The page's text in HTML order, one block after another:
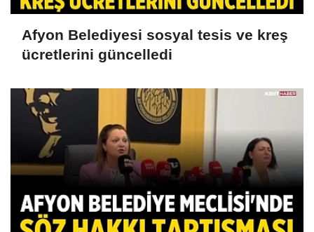
Afyon Belediyesi sosyal tesis ve kreş
ücretlerini güncelledi